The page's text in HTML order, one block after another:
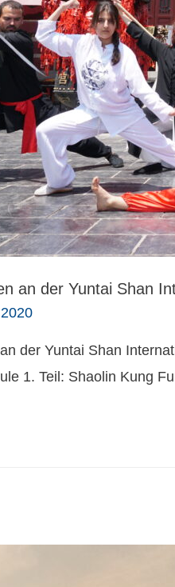
an der Yuntai Shan
der Yuntai Shan
1. Teil: Shaolin Kung